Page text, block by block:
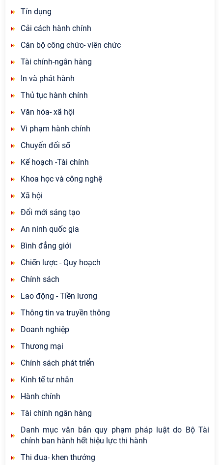
Tín dụng
Cải cách hành chính
Cán bộ công chức- viên chức
Tài chính-ngân hàng
In và phát hành
Thủ tục hành chính
Văn hóa- xã hội
Vi phạm hành chính
Chuyển đổi số
Kế hoạch -Tài chính
Khoa học và công nghệ
Xã hội
Đổi mới sáng tạo
An ninh quốc gia
Bình đẳng giới
Chiến lược - Quy hoạch
Chính sách
Lao động - Tiền lương
Thông tin va truyền thông
Doanh nghiệp
Thương mại
Chính sách phát triển
Kinh tế tư nhân
Hành chính
Tài chính ngân hàng
Danh mục văn bản quy phạm pháp luật do Bộ Tài
chính ban hành hết hiệu lực thi hành
Thi đua- khen thưởng